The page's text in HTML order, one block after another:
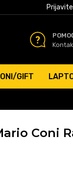
PLATNIM
GIFT
Coni